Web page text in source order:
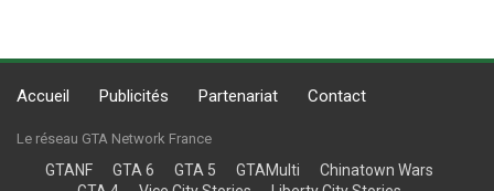
Accueil Publicités Partenariat Contact
Le réseau GTA Network France
GTANF GTA 6 GTA 5 GTAMulti
Chinatown Wars